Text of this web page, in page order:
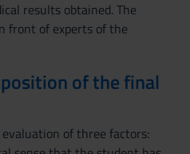
results obtained. The
front of experts of the
of the final
of three factors: